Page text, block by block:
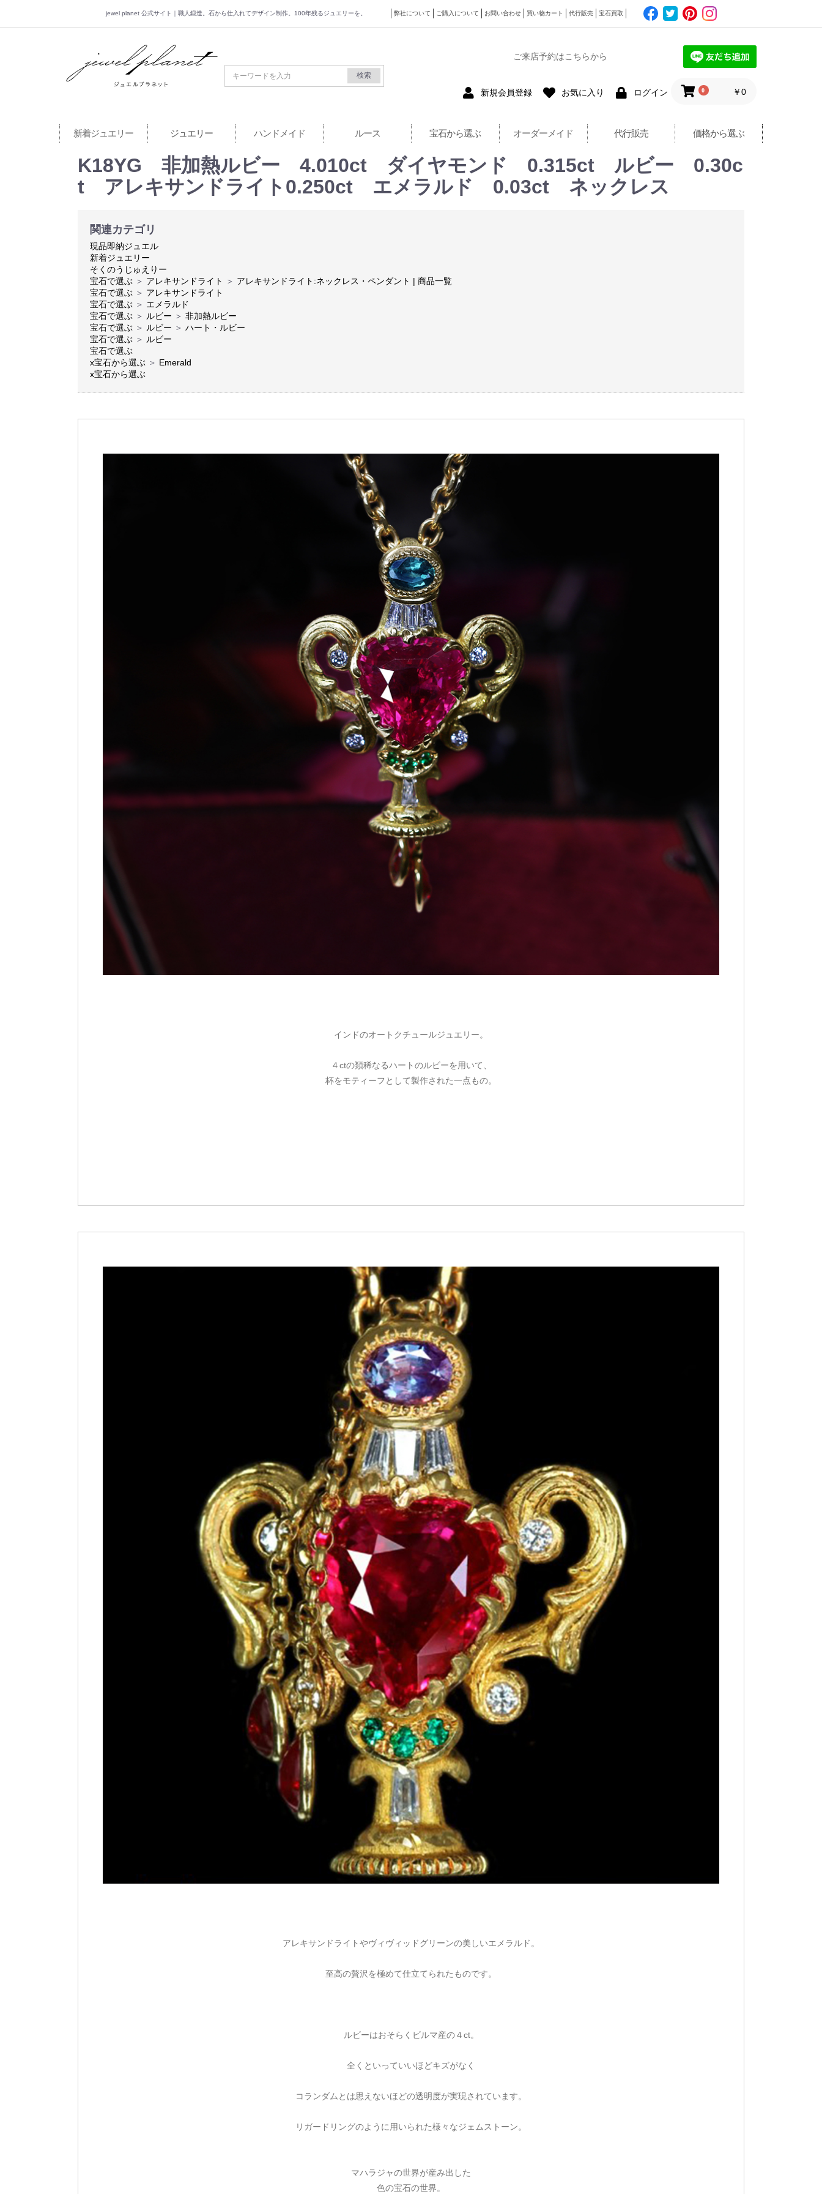
jewel planet 公式サイト｜職人鍛造。石から仕入れてデザイン制作。100年残るジュエリーを。 弊社について ご購入について お問い合わせ 買い物カート 代行販売 宝石買取
jewel planet 公式サイト
検索
ご来店予約はこちらから
新規会員登録 お気に入り ログイン 0 ￥0
新着ジュエリー ジュエリー ハンドメイド ルース 宝石から選ぶ オーダーメイド 代行販売 価格から選ぶ
K18YG 非加熱ルビー 4.010ct ダイヤモンド 0.315ct ルビー 0.30c
t アレキサンドライト0.250ct エメラルド 0.03ct ネックレス
関連カテゴリ
現品即納ジュエル
新着ジュエリー
そくのうじゅえりー
宝石で選ぶ ＞ アレキサンドライト ＞ アレキサンドライト:ネックレス・ペンダント | 商品一覧
宝石で選ぶ ＞ アレキサンドライト
宝石で選ぶ ＞ エメラルド
宝石で選ぶ ＞ ルビー ＞ 非加熱ルビー
宝石で選ぶ ＞ ルビー ＞ ハート・ルビー
宝石で選ぶ ＞ ルビー
宝石で選ぶ
x宝石から選ぶ ＞ Emerald
x宝石から選ぶ
インドのオートクチュールジュエリー。
４ctの類稀なるハートのルビーを用いて、
杯をモティーフとして製作された一点もの。
アレキサンドライトやヴィヴィッドグリーンの美しいエメラルド。
至高の贅沢を極めて仕立てられたものです。
ルビーはおそらくビルマ産の４ct。
全くといっていいほどキズがなく
コランダムとは思えないほどの透明度が実現されています。
リガードリングのように用いられた様々なジェムストーン。
マハラジャの世界が産み出した
色の宝石の世界。
ご注文手続き カートを見る お買い物を続ける